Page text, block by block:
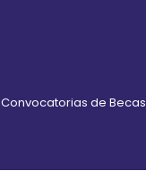
Convocatorias de Becas